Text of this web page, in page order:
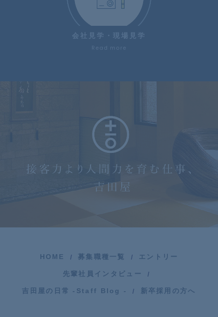
会社見学・現場見学
Read more
HOME 募集職種一覧 エントリー
先輩社員インタビュー
吉田屋の日常 -Staff Blog - 新卒採用の方へ